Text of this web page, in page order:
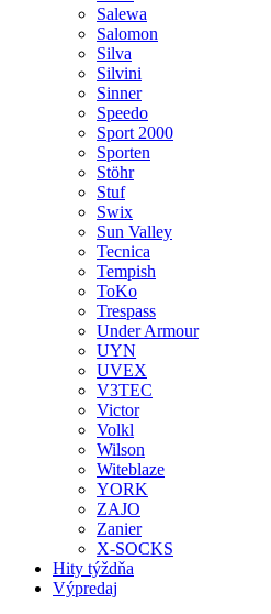
Salewa
Salomon
Silva
Silvini
Sinner
Speedo
Sport 2000
Sporten
Stöhr
Stuf
Swix
Sun Valley
Tecnica
Tempish
ToKo
Trespass
Under Armour
UYN
UVEX
V3TEC
Victor
Volkl
Wilson
Witeblaze
YORK
ZAJO
Zanier
X-SOCKS
Hity týždňa
Výpredaj